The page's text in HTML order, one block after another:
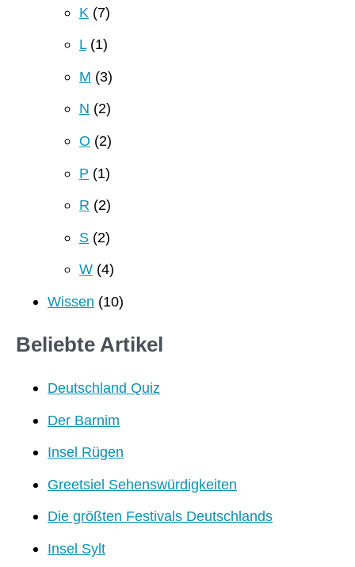
K (7)
L(1)
M (3)
N (2)
O (2)
P (1)
R (2)
S (2)
W (4)
Wissen (10)
Beliebte Artikel
Deutschland Quiz
Der Barnim
Insel Rügen
Greetsiel Sehenswürdigkeiten
Die größten Festivals Deutschlands
Insel Sylt